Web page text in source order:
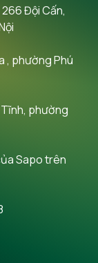
Đội Cấn,
, phường Phú
Tĩnh, phường
Sapo trên